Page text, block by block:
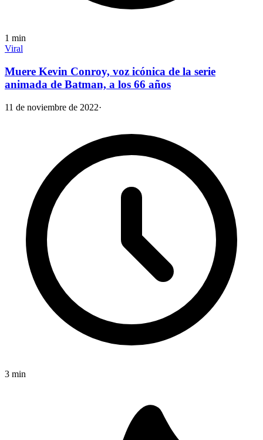
1 min
Viral
Muere Kevin Conroy, voz icónica de la serie
animada de Batman, a los 66 años
11 de noviembre de 2022·
3 min